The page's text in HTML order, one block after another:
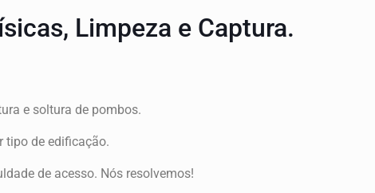
Limpeza e Captura.
e soltura de pombos.
tipo de edificação.
de acesso. Nós resolvemos!